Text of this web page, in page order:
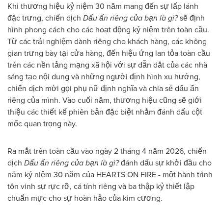
Khi thương hiệu kỷ niệm 30 năm mang đến sự lấp lánh
đặc trưng, chiến dịch Dấu ấn riêng của bạn là gì?sẽ định
hình phong cách cho các hoạt động kỷ niệm trên toàn cầu.
Từ các trải nghiệm dành riêng cho khách hàng, các không
gian trưng bày tại cửa hàng, đến hiệu ứng lan tỏa toàn cầu
trên các nền tảng mạng xã hội với sự dẫn dắt của các nhà
sáng tạo nội dung và những người định hình xu hướng,
chiến dịch mời gọi phụ nữ định nghĩa và chia sẻ dấu ấn
riêng của mình. Vào cuối năm, thương hiệu cũng sẽ giới
thiệu các thiết kế phiên bản đặc biệt nhằm đánh dấu cột
mốc quan trọng này.
Ra mắt trên toàn cầu vào ngày 2 tháng 4 năm 2026, chiến
dịch Dấu ấn riêng của bạn là gì?đánh dấu sự khởi đầu cho
năm kỷ niệm 30 năm của HEARTS ON FIRE - một hành trình
tôn vinh sự rực rỡ, cá tính riêng và ba thập kỷ thiết lập
chuẩn mực cho sự hoàn hảo của kim cương.